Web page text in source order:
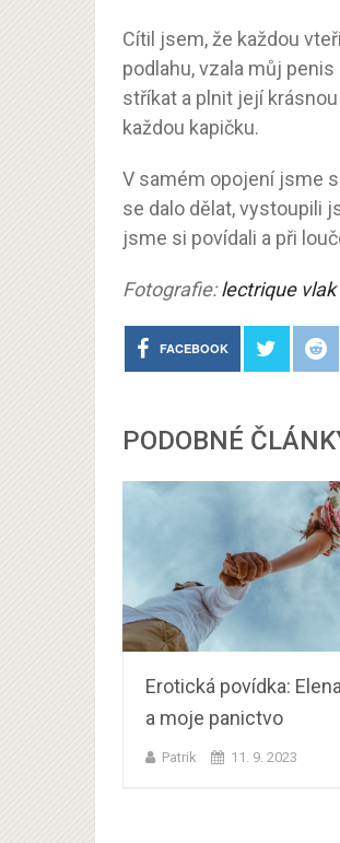
Cítil jsem, že každou
podlahu, vzala můj
stříkat a plnit její
každou kapičku.
V samém opojení jsme
se dalo dělat, vystoupili
jsme si povídali a při
Fotografie:lectrique
FACEBOOK
PODOBNÉ
Erotická povídka: Elena
a moje panictvo
Patrik 11. 9. 2023